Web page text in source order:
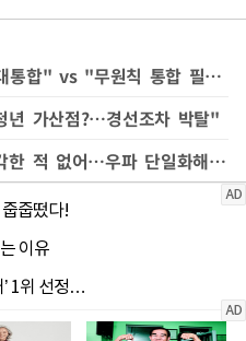
국힘 부산시장 경선…"보수 대통합" vs "무원칙 통합 필패"(종합)
년 가산점?…경선조차 박탈"
이진숙 "대구시장 외에는 생각한 적 없어…우파 단일화해야"